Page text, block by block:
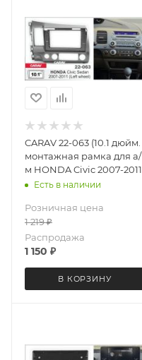
CARAV 22-063 (10.1 дюйм.
монтажная рамка для а/
м HONDA Civic 2007-2011
Есть в наличии
Розничная цена
1 219₽
Распродажа
1 150 ₽
В КОРЗИНУ